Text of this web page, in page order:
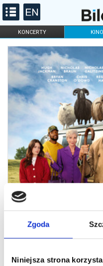
Zgoda
Niniejsza strona
KONCERTY KINO
FILHARMONIA OPERA I
DLA DZIECI